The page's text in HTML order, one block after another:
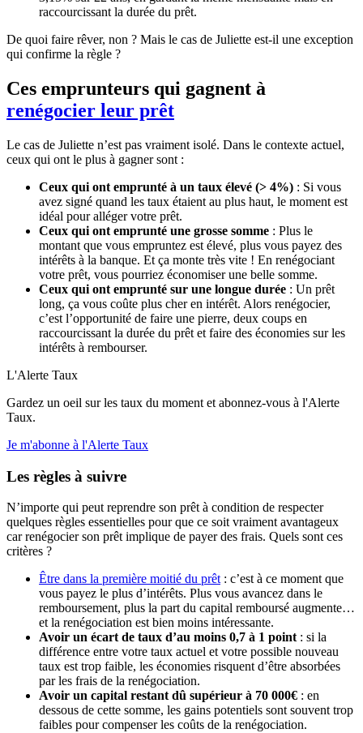
raccourcissant la durée du prêt.
De quoi faire rêver, non ? Mais le cas de Juliette est-il une exception
qui confirme la règle ?
Ces emprunteurs qui gagnent à
renégocier leur prêt
Le cas de Juliette n’est pas vraiment isolé. Dans le contexte actuel,
ceux qui ont le plus à gagner sont :
Ceux qui ont emprunté à un taux élevé (> 4%) : Si vous
avez signé quand les taux étaient au plus haut, le moment est
idéal pour alléger votre prêt.
Ceux qui ont emprunté une grosse somme : Plus le
montant que vous empruntez est élevé, plus vous payez des
intérêts à la banque. Et ça monte très vite ! En renégociant
votre prêt, vous pourriez économiser une belle somme.
Ceux qui ont emprunté sur une longue durée : Un prêt
long, ça vous coûte plus cher en intérêt. Alors renégocier,
c’est l’opportunité de faire une pierre, deux coups en
raccourcissant la durée du prêt et faire des économies sur les
intérêts à rembourser.
L'Alerte Taux
Gardez un oeil sur les taux du moment et abonnez-vous à l'Alerte
Taux.
Je m'abonne à l'Alerte Taux
Les règles à suivre
N’importe qui peut reprendre son prêt à condition de respecter
quelques règles essentielles pour que ce soit vraiment avantageux
car renégocier son prêt implique de payer des frais. Quels sont ces
critères ?
Être dans la première moitié du prêt : c’est à ce moment que
vous payez le plus d’intérêts. Plus vous avancez dans le
remboursement, plus la part du capital remboursé augmente…
et la renégociation est bien moins intéressante.
Avoir un écart de taux d’au moins 0,7 à 1 point : si la
différence entre votre taux actuel et votre possible nouveau
taux est trop faible, les économies risquent d’être absorbées
par les frais de la renégociation.
Avoir un capital restant dû supérieur à 70 000€ : en
dessous de cette somme, les gains potentiels sont souvent trop
faibles pour compenser les coûts de la renégociation.